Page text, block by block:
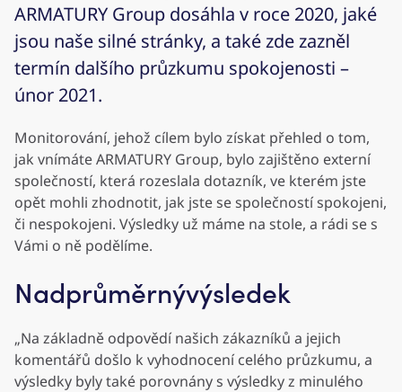
ARMATURY Group dosáhla v roce 2020, jaké
jsou naše silné stránky, a také zde zazněl
termín dalšího průzkumu spokojenosti –
únor 2021.
Monitorování, jehož cílem bylo získat přehled o tom,
jak vnímáte ARMATURY Group, bylo zajištěno externí
společností, která rozeslala dotazník, ve kterém jste
opět mohli zhodnotit, jak jste se společností spokojeni,
či nespokojeni. Výsledky už máme na stole, a rádi se s
Vámi o ně podělíme.
Nadprůměrnývýsledek
„Na základně odpovědí našich zákazníků a jejich
komentářů došlo k vyhodnocení celého průzkumu, a
výsledky byly také porovnány s výsledky z minulého